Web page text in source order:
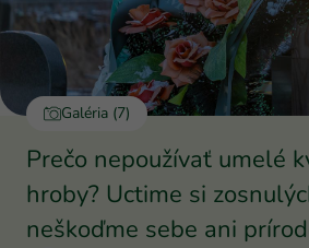
Galéria (7)
Prečo nepoužívať umelé
hroby? Uctime si
neškoďme sebe ani